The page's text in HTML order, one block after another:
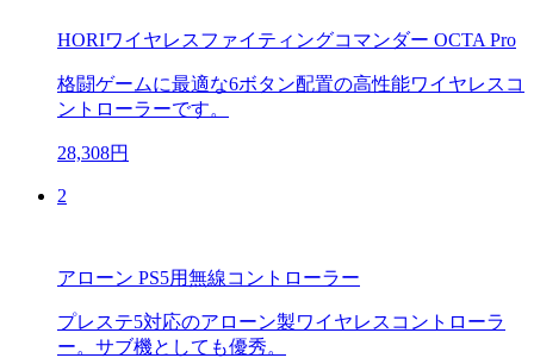
HORIワイヤレスファイティングコマンダー OCTA Pro
格闘ゲームに最適な6ボタン配置の高性能ワイヤレスコ
ントローラーです。
28,308円
2
アローン PS5用無線コントローラー
プレステ5対応のアローン製ワイヤレスコントローラ
ー。サブ機としても優秀。